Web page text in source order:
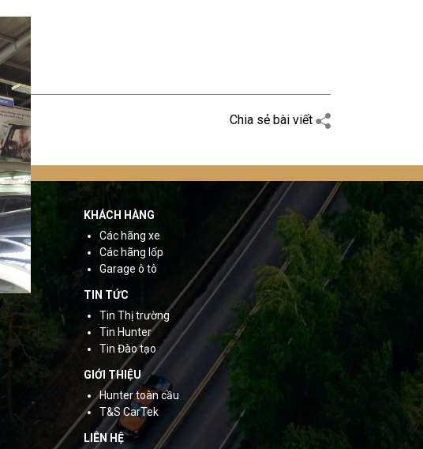
Chia sẻ bài viết
KHÁCH HÀNG
Các hãng xe
Các hãng lốp
Garage ô tô
TIN TỨC
Tin Thị trường
Tin Hunter
Tin Đào tạo
GIỚI THIỆU
Hunter toàn cầu
T&S CarTek
LIÊN HỆ